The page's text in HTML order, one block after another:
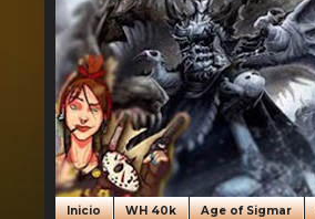
Inicio WH 40k Age of Sigmar